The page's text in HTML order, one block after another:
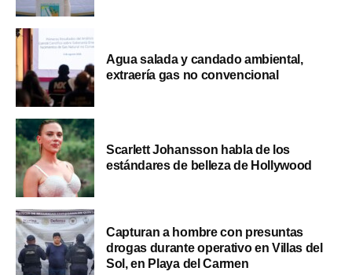
Agua salada y candado ambiental,
extraería gas no convencional
Scarlett Johansson habla de los
estándares de belleza de Hollywood
Capturan a hombre con presuntas
drogas durante operativo en Villas del
Sol, en Playa del Carmen